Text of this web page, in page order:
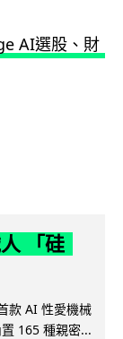
「硅
款 AI 性愛機械
165 種親密...